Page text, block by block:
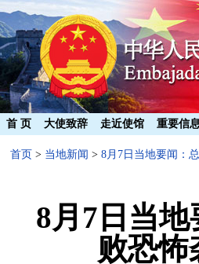
首 页 大使致辞 走近使馆 重要信
首页 > 当地新闻 > 8月7日当地要闻：
8月7日当
败恐